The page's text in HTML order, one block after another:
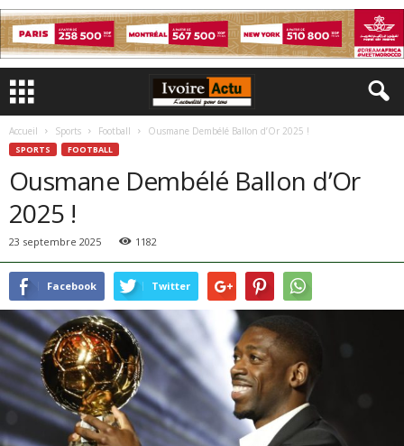
Accueil Sports Football Ousmane Dembélé Ballon d’Or 2025 !
SPORTS FOOTBALL
Ousmane Dembélé Ballon d’Or
2025 !
23 septembre 2025 1182
Facebook Twitter